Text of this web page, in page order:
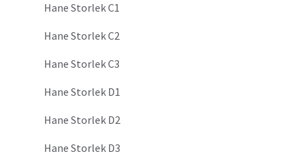
Hane Storlek C1
Hane Storlek C2
Hane Storlek C3
Hane Storlek D1
Hane Storlek D2
Hane Storlek D3